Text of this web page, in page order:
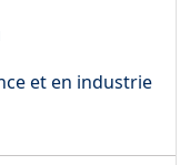
et en industrie